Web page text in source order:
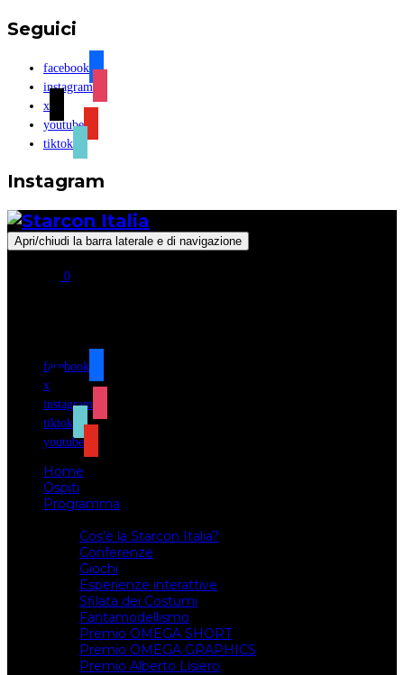
Seguici
facebook
instagram
x
youtube
tiktok
Instagram
Apri/chiudi la barra laterale e di navigazione
0
facebook
x
instagram
tiktok
youtube
Home
Ospiti
Programma
Cos’è la Starcon Italia?
Conferenze
Giochi
Esperienze interattive
Sfilata dei Costumi
Fantamodellismo
Premio OMEGA SHORT
Premio OMEGA GRAPHICS
Premio Alberto Lisiero